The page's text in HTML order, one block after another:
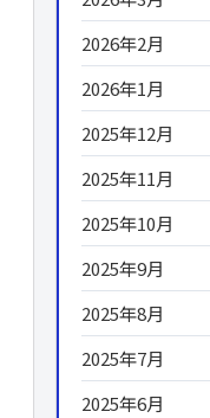
2026年2月
2026年1月
2025年12月
2025年11月
2025年10月
2025年9月
2025年8月
2025年7月
2025年6月